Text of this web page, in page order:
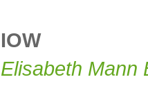
IOW
Elisabeth Mann